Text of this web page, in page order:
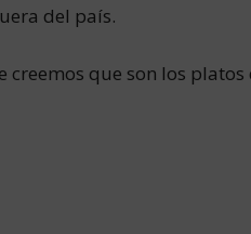
del país.
que son los